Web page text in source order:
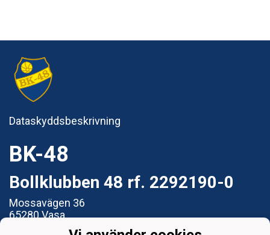
Dataskyddsbeskrivning
BK-48
Bollklubben 48 rf. 2292190-0
Mossavägen 36
65280 Vasa